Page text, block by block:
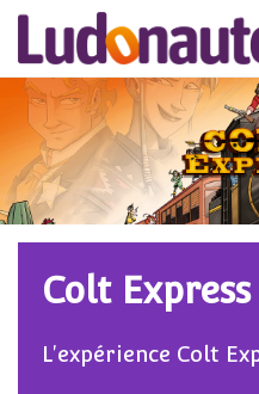
Colt
L'expérience Colt